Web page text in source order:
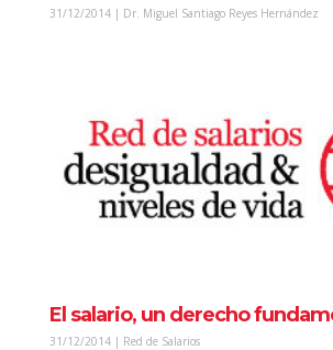
31/12/2014 | Dr. Miguel Santiago Reyes Hernández
El salario, un derecho
31/12/2014 | Red de Salarios